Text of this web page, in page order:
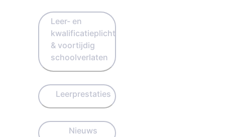
Leer- en
kwalificatieplicht
& voortijdig
schoolverlaten
Leerprestaties
Nieuws